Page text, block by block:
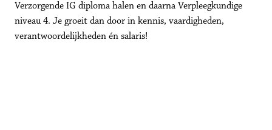
Verzorgende IG diploma halen en daarna Verpleegkundige
niveau 4. Je groeit dan door in kennis, vaardigheden,
verantwoordelijkheden én salaris!